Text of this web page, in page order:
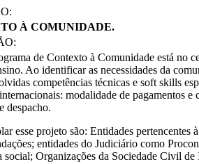
À COMUNIDADE.
de Contexto à Comunidade está no
Ao identificar as necessidades da
competências técnicas e soft skills
modalidade de pagamentos
despacho.
esse projeto são: Entidades
entidades do Judiciário como
social; Organizações da Sociedade Civil